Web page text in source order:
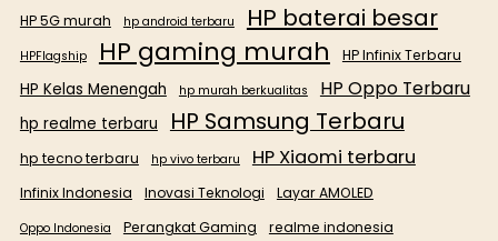
HP 5G murah hp android terbaru HP baterai besar
HPFlagship HP gaming murah HP Infinix Terbaru
HP Kelas Menengah hp murah berkualitas HP Oppo Terbaru
hp realme terbaru HP Samsung Terbaru
hp tecno terbaru hp vivo terbaru HP Xiaomi terbaru
Infinix Indonesia Inovasi Teknologi Layar AMOLED
Oppo Indonesia Perangkat Gaming realme indonesia